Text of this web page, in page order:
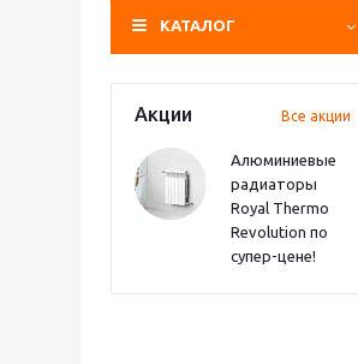
КАТАЛОГ
Акции Все акции
Алюминиевые
радиаторы
Royal Thermo
Revolution по
супер-цене!